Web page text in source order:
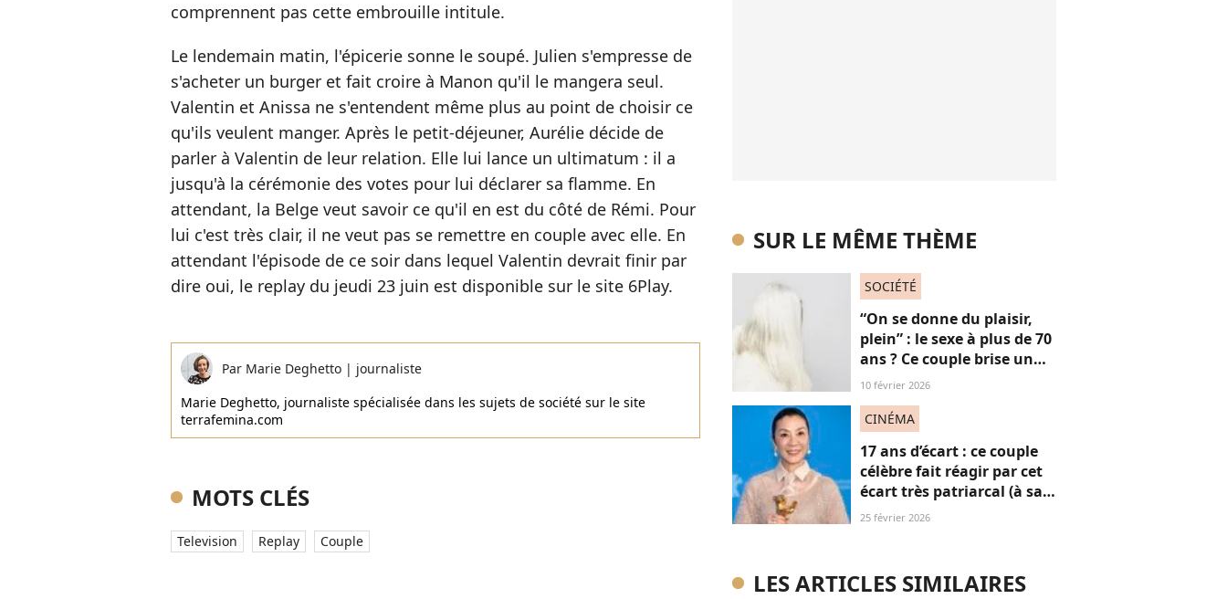
comprennent pas cette embrouille intitule.
Le lendemain matin, l'épicerie sonne le soupé. Julien s'empresse de
s'acheter un burger et fait croire à Manon qu'il le mangera seul.
Valentin et Anissa ne s'entendent même plus au point de choisir ce
qu'ils veulent manger. Après le petit-déjeuner, Aurélie décide de
parler à Valentin de leur relation. Elle lui lance un ultimatum : il a
jusqu'à la cérémonie des votes pour lui déclarer sa flamme. En
attendant, la Belge veut savoir ce qu'il en est du côté de Rémi. Pour
lui c'est très clair, il ne veut pas se remettre en couple avec elle. En
attendant l'épisode de ce soir dans lequel Valentin devrait finir par
dire oui, le replay du jeudi 23 juin est disponible sur le site 6Play.
Par Marie Deghetto | journaliste
Marie Deghetto, journaliste spécialisée dans les sujets de société sur le site
terrafemina.com
MOTS CLÉS
Television Replay Couple
SUR LE MÊME THÈME
SOCIÉTÉ
“On se donne du plaisir,
plein” : le sexe à plus de 70
ans ? Ce couple brise un
non-dit sur ces images
10 février 2026
CINÉMA
17 ans d’écart : ce couple
célèbre fait réagir par cet
écart très patriarcal (à sa
tête, une grande actrice
25 février 2026
LES ARTICLES SIMILAIRES